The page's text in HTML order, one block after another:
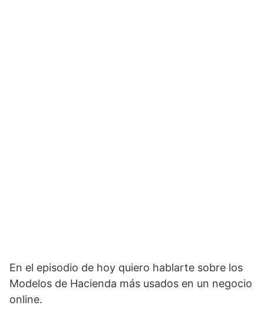
En el episodio de hoy quiero hablarte sobre los
Modelos de Hacienda más usados en un negocio
online.